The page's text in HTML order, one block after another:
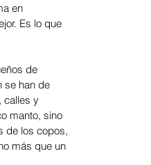
en
Es lo que
de
se han de
calles y
manto, sino
de los copos,
más que un